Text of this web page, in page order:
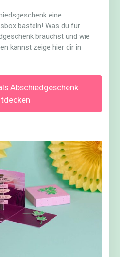
eine
basteln! Was du für
brauchst und wie
kannst zeige hier dir in
Abschiedgeschenk